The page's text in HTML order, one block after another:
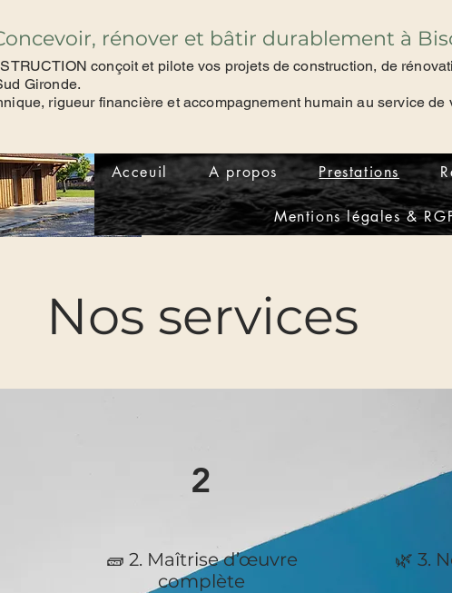
rénover et bâtir durablement à
conçoit et pilote vos projets de construction, de
Gironde.
rigueur financière et accompagnement humain au service de
Acceuil A propos Prestations
Mentions légales &
Nos services
2
🧱 2. Maîtrise d’œuvre
complète
🌿 3.